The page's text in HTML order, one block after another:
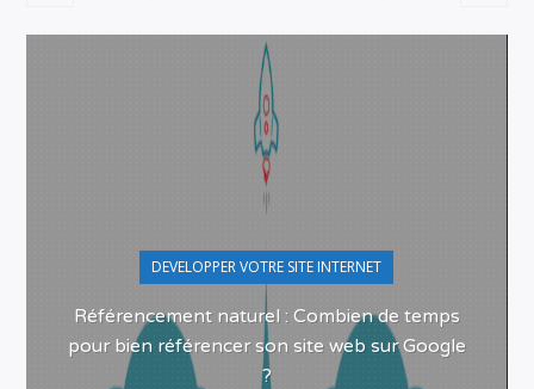
DEVELOPPER VOTRE SITE INTERNET
Référencement naturel : Combien de temps
pour bien référencer son site web sur Google
?